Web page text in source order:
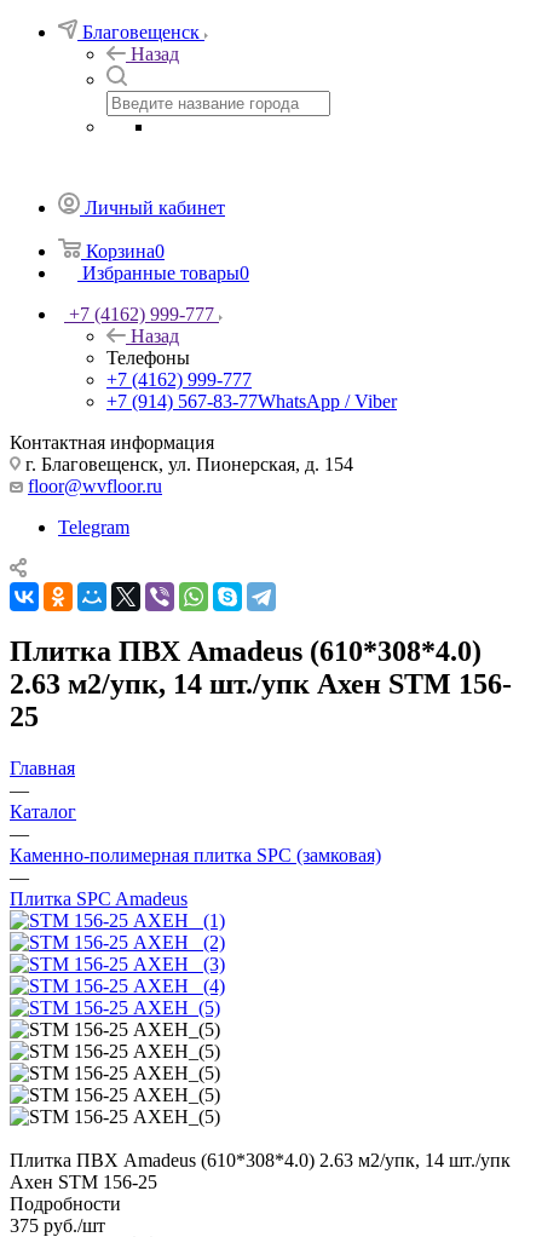
Благовещенск
Назад
Личный кабинет
Корзина0
Избранные товары0
+7 (4162) 999-777
Назад
Телефоны
+7 (4162) 999-777
+7 (914) 567-83-77WhatsApp / Viber
Контактная информация
г. Благовещенск, ул. Пионерская, д. 154
floor@wvfloor.ru
Telegram
Плитка ПВХ Amadeus (610*308*4.0)
2.63 м2/упк, 14 шт./упк Ахен STM 156-
25
Главная
—
Каталог
—
Каменно-полимерная плитка SPC (замковая)
—
Плитка SPC Amadeus
Плитка ПВХ Amadeus (610*308*4.0) 2.63 м2/упк, 14 шт./упк
Ахен STM 156-25
Подробности
375 руб./шт